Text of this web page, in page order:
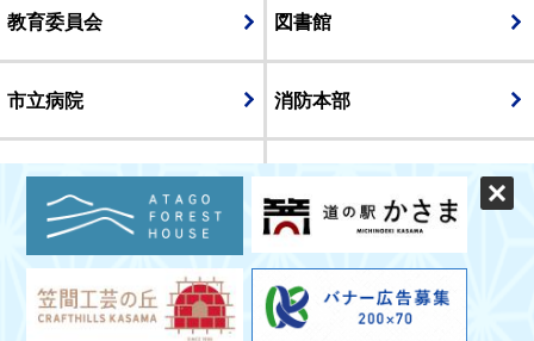
教育委員会 図書館
市立病院 消防本部
議会
表示 スマートフォン版 パソコン版
© CITY OF KASAMA.